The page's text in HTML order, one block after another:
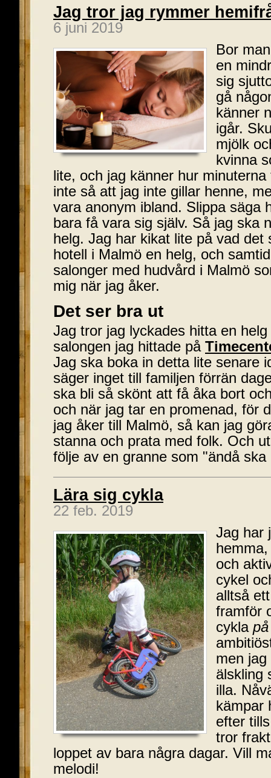
Jag tror jag rymmer
6 juni 2019
Bor
en
sig
gå
känner
igår.
mjölk
kvinna
lite, och jag känner hur
inte så att jag inte gillar henne,
vara anonym ibland. Slippa säga
bara få vara sig själv. Så jag ska
helg. Jag har kikat lite på vad det
hotell i Malmö en helg, och
salonger med hudvård i Malmö
mig när jag åker.
Det ser bra ut
Jag tror jag lyckades hitta en
salongen jag hittade på
Jag ska boka in detta lite senare
säger inget till familjen förrän
ska bli så skönt att få åka bort
och när jag tar en promenad, för
jag åker till Malmö, så kan jag
stanna och prata med folk. Och
följe av en granne som "ändå
Lära sig cykla
22 feb. 2019
Jag har
och
cykel
alltså
framför
cykla
men
älskling
illa.
kämpar
efter
tror
loppet av bara några dagar. Vill
melodi!